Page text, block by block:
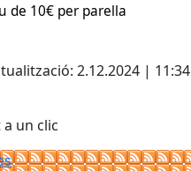
de 10€ per parella
2.12.2024 | 11:34
un clic